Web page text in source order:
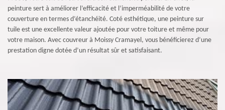
peinture sert à améliorer l’efficacité et l’imperméabilité de votre
couverture en termes d’étanchéité. Coté esthétique, une peinture sur
tuile est une excellente valeur ajoutée pour votre toiture et même pour
votre maison. Avec couvreur à Moissy Cramayel, vous bénéficierez d’une
prestation digne dotée d’un résultat sûr et satisfaisant.